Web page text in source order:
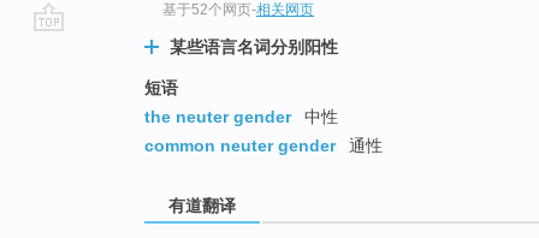
基于52个网页-相关网页
某些语言名词分别阳性
短语
the neuter gender
中性
common neuter gender
通性
有道翻译